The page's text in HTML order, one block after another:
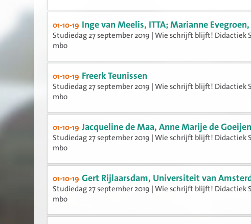
01-10-19 Inge van Meelis, ITTA; Marianne
Studiedag 27 september 2019 | Wie schrijft blijft! Didactiek
mbo
01-10-19 Freerk Teunissen
Studiedag 27 september 2019 | Wie schrijft blijft! Didactiek
mbo
01-10-19 Jacqueline de Maa, Anne Marije de
Studiedag 27 september 2019 | Wie schrijft blijft! Didactiek
mbo
01-10-19 Gert Rijlaarsdam, Universiteit van
Studiedag 27 september 2019 | Wie schrijft blijft! Didactiek
mbo